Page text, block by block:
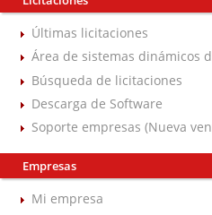
Últimas licitaciones
Área de sistemas dinámicos
Búsqueda de licitaciones
Descarga de Software
Soporte empresas (Nueva
Empresas
Mi empresa